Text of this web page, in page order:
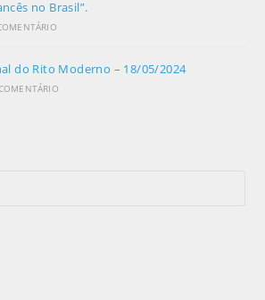
no Brasil”.
do Rito Moderno – 18/05/2024